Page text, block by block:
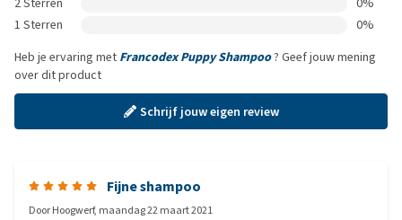
1 Sterren
0%
Heb je ervaring met Francodex Puppy Shampoo? Geef jouw mening
over dit product
Schrijf jouw eigen review
Fijne shampoo
DoorHoogwerf, maandag 22 maart 2021